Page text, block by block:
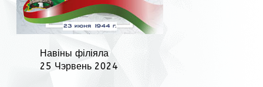
Навіны філіяла
25 Чэрвень 2024